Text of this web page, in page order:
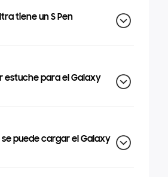
tiene un S Pen
estuche para el Galaxy
se puede cargar el Galaxy